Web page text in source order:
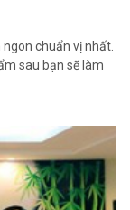
chuẩn vị nhất.
sau bạn sẽ làm